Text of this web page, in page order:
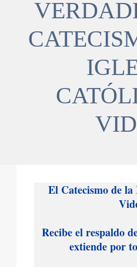
El Catecismo de
Recibe el respaldo
extiende por